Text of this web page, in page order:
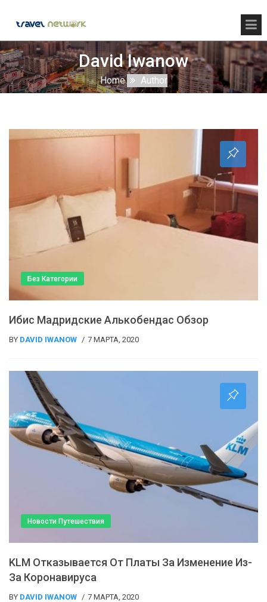
David Iwanow
Home Author
Без Категории
Ибис Мадридские Алькобендас Обзор
BY DAVID IWANOW 7 МАРТА, 2020
Новости Путешествия
KLM Отказывается От Платы За Изменение Из-
За Коронавируса
BY DAVID IWANOW 7 МАРТА, 2020